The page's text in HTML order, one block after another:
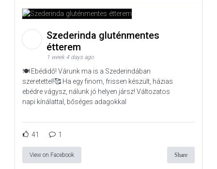
Szederinda gluténmentes
étterem
1 week 4 days ago
🍽️ Ebédidő! Várunk ma is a Szederindában
szeretettel!🥰 Ha egy finom, frissen készült, házias
ebédre vágysz, nálunk jó helyen jársz! Változatos
napi kínálattal, bőséges adagokkal
41 1
View on Facebook Share